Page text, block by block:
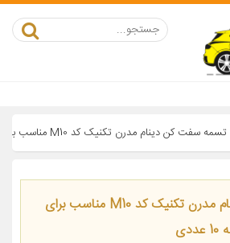
تسمه سفت کن دینام مدرن تکنیک کد M10 مناسب برای خودرو پژو 405 بسته 10 عددی
تسمه سفت کن دینام مدرن تکنیک کد M10 مناسب برای